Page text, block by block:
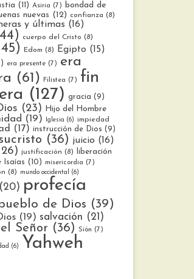
(11) Asiria (7) bondad de
nuevas (12) confianza (8)
y últimas (16)
cuerpo del Cristo (8)
Edom (8) Egipto (15)
era presente(7) era
(61) Filistea (7) fin
(127) gracia (9)
(23)
Hijo del Hombre
(19) Iglesia (6) impiedad
(17) instrucción de Dios (9)
(36) juicio (16)
justificación (8)
liberación
Isaías (10) misericordia (7)
(8) mundo occidental (6)
(20) profecía
de Dios (39)
(19) salvación (21)
Señor (36) Sión (7)
(6)
Yahweh